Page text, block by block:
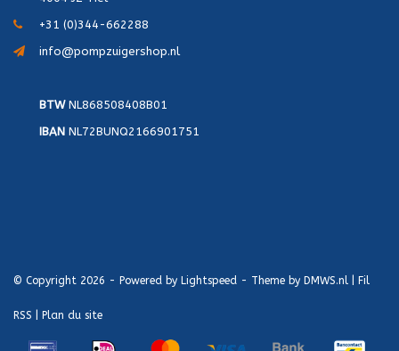
+31 (0)344-662288
info@pompzuigershop.nl
BTWNL868508408B01
IBAN NL72BUNQ2166901751
© Copyright 2026 - Powered by Lightspeed - Theme by DMWS.nl Fil
RSS Plan du site